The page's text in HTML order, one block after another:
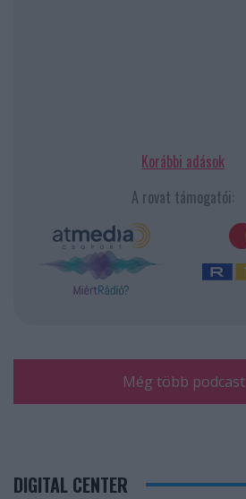
Korábbi adások
A rovat támogatói:
Még több podcast
DIGITAL CENTER